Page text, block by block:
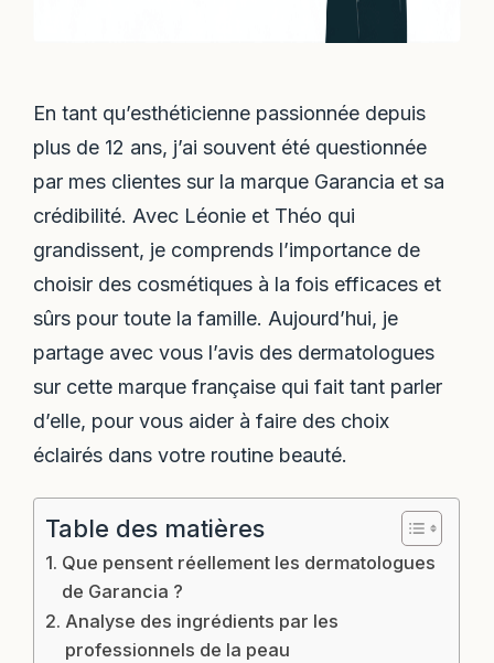
En tant qu’esthéticienne passionnée depuis
plus de 12 ans, j’ai souvent été questionnée
par mes clientes sur la marque Garancia et sa
crédibilité. Avec Léonie et Théo qui
grandissent, je comprends l’importance de
choisir des cosmétiques à la fois efficaces et
sûrs pour toute la famille. Aujourd’hui, je
partage avec vous l’avis des dermatologues
sur cette marque française qui fait tant parler
d’elle, pour vous aider à faire des choix
éclairés dans votre routine beauté.
Table des matières
Que pensent réellement les dermatologues
de Garancia ?
Analyse des ingrédients par les
professionnels de la peau